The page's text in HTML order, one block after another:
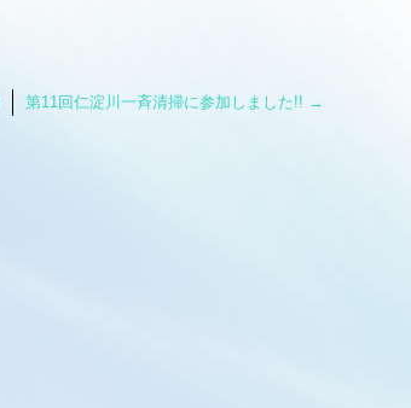
第11回仁淀川一斉清掃に参加しました!! →